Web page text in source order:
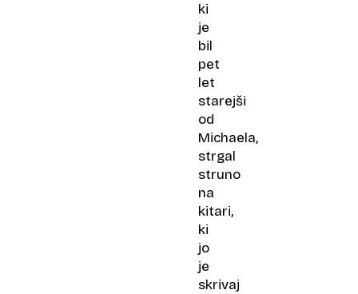
ki
je
bil
pet
let
starejši
od
Michaela,
strgal
struno
na
kitari,
ki
jo
je
skrivaj